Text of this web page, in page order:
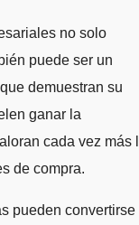
no solo
puede ser un
demuestran su
ganar la
cada vez más
de compra.
pueden convertirse